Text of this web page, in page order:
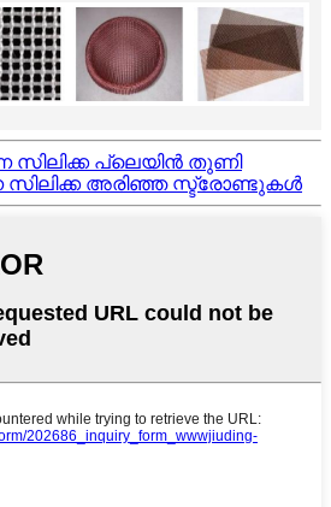
സിലിക്ക പ്ലെയിൻ തുണി
സിലിക്ക അരിഞ്ഞ സ്ട്രോണ്ടുകൾ